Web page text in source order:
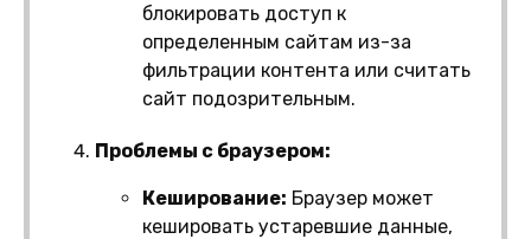
блокировать доступ к
определенным сайтам из-за
фильтрации контента или считать
сайт подозрительным.
Проблемы с браузером:
Кеширование: Браузер может
кешировать устаревшие данные,